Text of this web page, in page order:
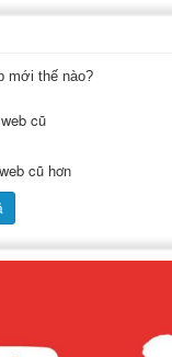
mới thế nào?
cũ
cũ hơn